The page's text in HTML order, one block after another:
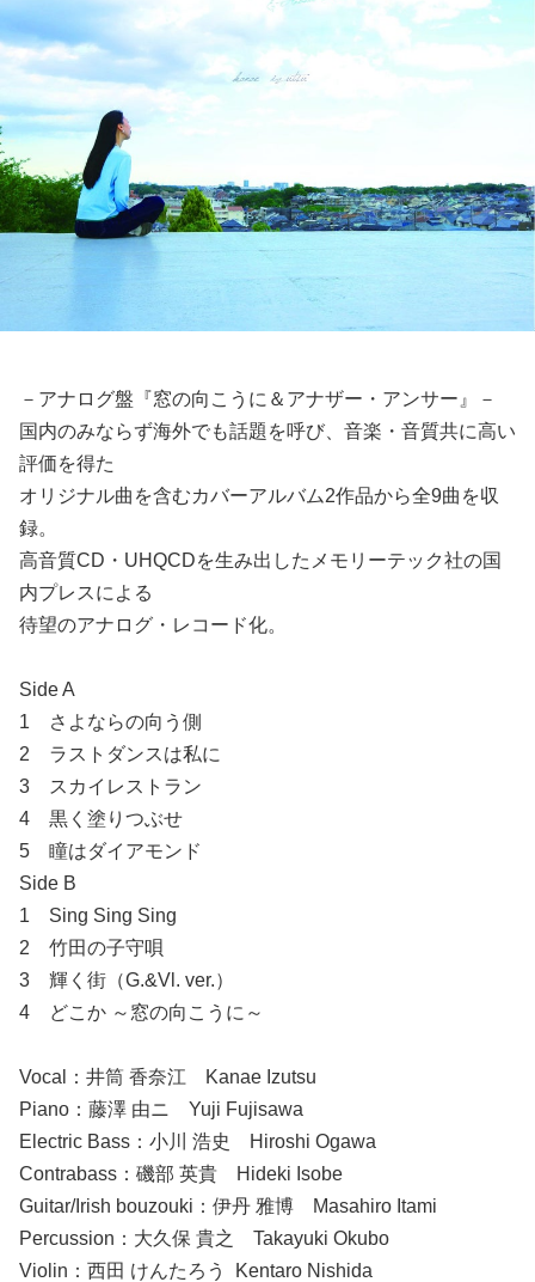
－アナログ盤『窓の向こうに＆アナザー・アンサー』－
国内のみならず海外でも話題を呼び、音楽・音質共に高い
評価を得た
オリジナル曲を含むカバーアルバム2作品から全9曲を収
録。
高音質CD・UHQCDを生み出したメモリーテック社の国
内プレスによる
待望のアナログ・レコード化。
Side A
1 さよならの向う側
2 ラストダンスは私に
3 スカイレストラン
4 黒く塗りつぶせ
5 瞳はダイアモンド
Side B
1 Sing Sing Sing
2 竹田の子守唄
3 輝く街（G.&Vl. ver.）
4 どこか ～窓の向こうに～
Vocal：井筒 香奈江 Kanae Izutsu
Piano：藤澤 由ニ Yuji Fujisawa
Electric Bass：小川 浩史 Hiroshi Ogawa
Contrabass：磯部 英貴 Hideki Isobe
Guitar/Irish bouzouki：伊丹 雅博 Masahiro Itami
Percussion：大久保 貴之 Takayuki Okubo
Violin：西田 けんたろう Kentaro Nishida